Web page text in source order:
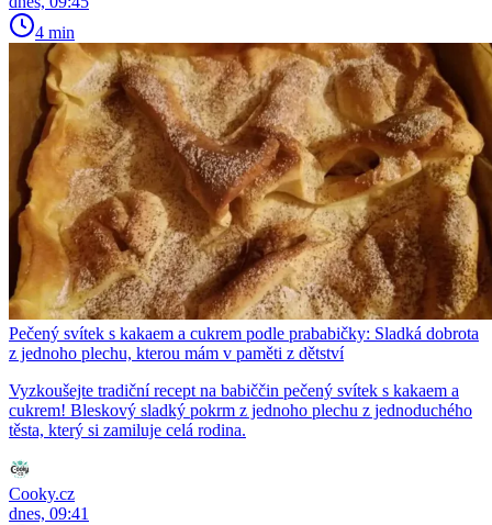
4 min
Pečený svítek s kakaem a cukrem podle prababičky: Sladká dobrota
z jednoho plechu, kterou mám v paměti z dětství
Vyzkoušejte tradiční recept na babiččin pečený svítek s kakaem a
cukrem! Bleskový sladký pokrm z jednoho plechu z jednoduchého
těsta, který si zamiluje celá rodina.
Cooky.cz
dnes, 09:41